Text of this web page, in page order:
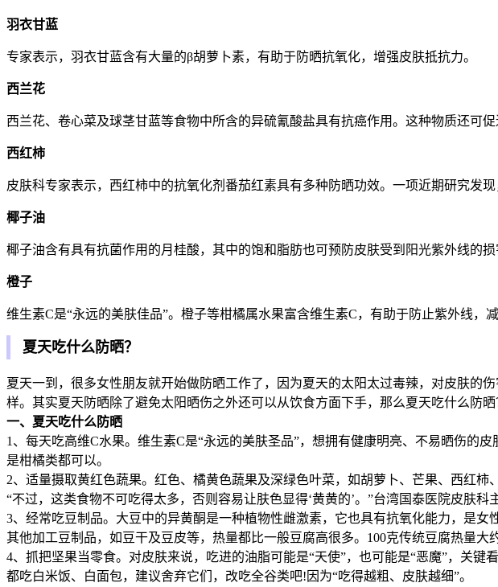
羽衣甘蓝
专家表示，羽衣甘蓝含有大量的β胡萝卜素，有助于防晒抗氧化，增强皮肤抵抗力。
西兰花
西兰花、卷心菜及球茎甘蓝等食物中所含的异硫氰酸盐具有抗癌作用。这种物质还可
西红柿
皮肤科专家表示，西红柿中的抗氧化剂番茄红素具有多种防晒功效。一项近期研究发
椰子油
椰子油含有具有抗菌作用的月桂酸，其中的饱和脂肪也可预防皮肤受到阳光紫外线的
橙子
维生素C是“永远的美肤佳品”。橙子等柑橘属水果富含维生素C，有助于防止紫外线，
夏天吃什么防晒？
夏天一到，很多女性朋友就开始做防晒工作了，因为夏天的太阳太过毒辣，对皮肤的
样。其实夏天防晒除了避免太阳晒伤之外还可以从饮食方面下手，那么夏天吃什么防晒
一、夏天吃什么防晒
1、每天吃高维C水果。维生素C是“永远的美肤圣品”，想拥有健康明亮、不易晒伤
是柑橘类都可以。
2、适量摄取黄红色蔬果。红色、橘黄色蔬果及深绿色叶菜，如胡萝卜、芒果、西红
“不过，这类食物不可吃得太多，否则容易让肤色显得‘黄黄的’。”台湾国泰医院皮肤科
3、经常吃豆制品。大豆中的异黄酮是一种植物性雌激素，它也具有抗氧化能力，是
其他加工豆制品，如豆干及豆皮等，热量都比一般豆腐高很多。100克传统豆腐热量大
4、抓把坚果当零食。对皮肤来说，吃进的油脂可能是“天使”，也可能是“恶魔”，关
都吃白米饭、白面包，建议舍弃它们，改吃全谷类吧!因为“吃得越粗、皮肤越细”。